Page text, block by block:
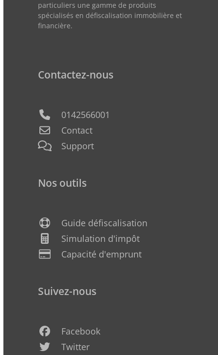
particuliers une gamme de produits
spécialisés en défiscalisation immobilière et
financière.
Contactez-nous
0142566001
Contact
Support
Nos outils
Guide défiscalisation
Simulation d'impôt
Capacité d'emprunt
Suivez-nous
Facebook
Twitter